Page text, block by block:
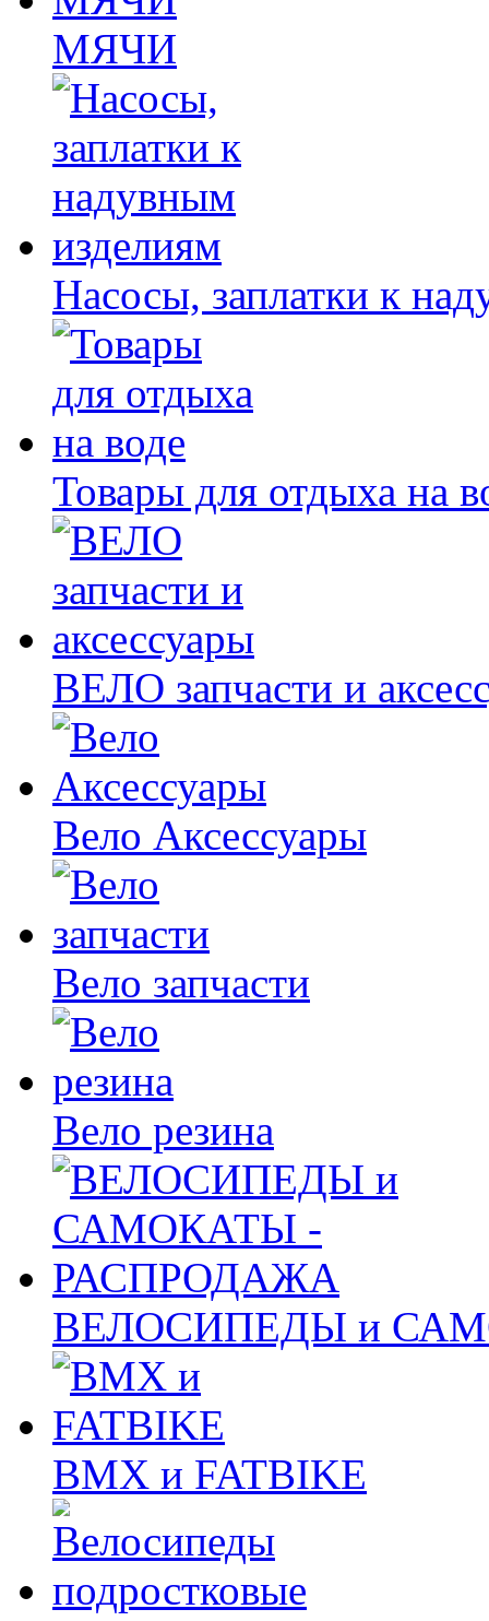
МЯЧИ
Насосы, заплатки к
Товары для отдыха на
ВЕЛО запчасти и
Вело Аксессуары
Вело запчасти
Вело резина
ВЕЛОСИПЕДЫ и
BMX и FATBIKE